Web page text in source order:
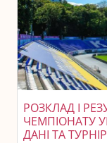
РОЗКЛАД І
ЧЕМПІОНАТУ
ДАНІ ТА